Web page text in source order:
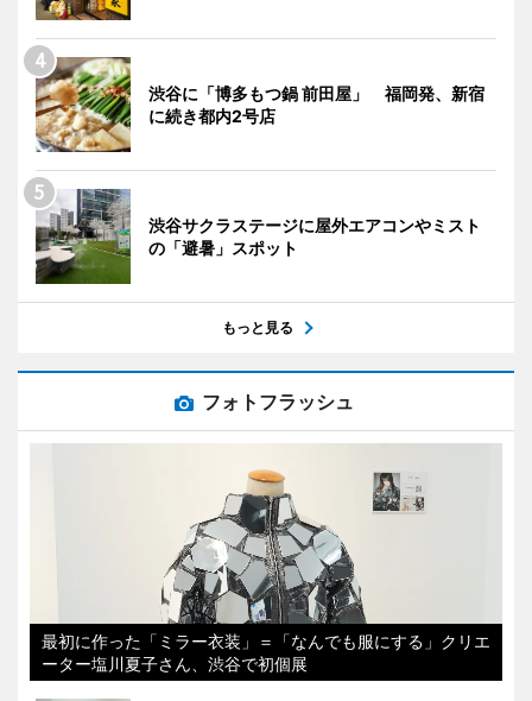
渋谷に「博多もつ鍋 前田屋」 福岡発、新宿
に続き都内2号店
渋谷サクラステージに屋外エアコンやミスト
の「避暑」スポット
もっと見る
フォトフラッシュ
最初に作った「ミラー衣装」＝「なんでも服にする」クリエ
ーター塩川夏子さん、渋谷で初個展